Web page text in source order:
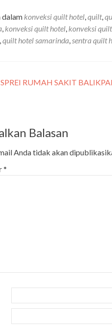
dalam konveksi quilt hotel,quilt,
, konveksi quilt hotel, konveksi
,quilt hotel samarinda,sentra quilt
RUMAH SAKIT
Balasan
Anda tidak akan
*